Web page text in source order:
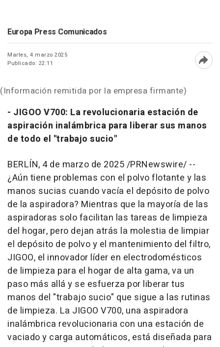
Europa Press Comunicados
Martes, 4 marzo 2025
Publicado: 22:11
(Información remitida por la empresa firmante)
- JIGOO V700: La revolucionaria estación de
aspiración inalámbrica para liberar sus manos
de todo el "trabajo sucio"
BERLÍN, 4 de marzo de 2025/PRNewswire/ --
¿Aún tiene problemas con el polvo flotante y las
manos sucias cuando vacía el depósito de polvo
de la aspiradora? Mientras que la mayoría de las
aspiradoras solo facilitan las tareas de limpieza
del hogar, pero dejan atrás la molestia de limpiar
el depósito de polvo y el mantenimiento del filtro,
JIGOO, el innovador líder en electrodomésticos
de limpieza para el hogar de alta gama, va un
paso más allá y se esfuerza por liberar tus
manos del "trabajo sucio" que sigue a las rutinas
de limpieza. La JIGOO V700, una aspiradora
inalámbrica revolucionaria con una estación de
vaciado y carga automáticos, está diseñada para